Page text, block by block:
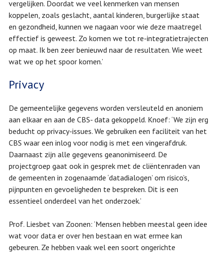
vergelijken. Doordat we veel kenmerken van mensen
koppelen, zoals geslacht, aantal kinderen, burgerlijke staat
en gezondheid, kunnen we nagaan voor wie deze maatregel
effectief is geweest. Zo komen we tot re-integratietrajecten
op maat. Ik ben zeer benieuwd naar de resultaten. Wie weet
wat we op het spoor komen.’
Privacy
De gemeentelijke gegevens worden versleuteld en anoniem
aan elkaar en aan de CBS- data gekoppeld. Knoef: ‘We zijn erg
beducht op privacy-issues. We gebruiken een faciliteit van het
CBS waar een inlog voor nodig is met een vingerafdruk.
Daarnaast zijn alle gegevens geanonimiseerd. De
projectgroep gaat ook in gesprek met de cliëntenraden van
de gemeenten in zogenaamde ‘datadialogen’ om risico’s,
pijnpunten en gevoeligheden te bespreken. Dit is een
essentieel onderdeel van het onderzoek.’
Prof. Liesbet van Zoonen: ‘Mensen hebben meestal geen idee
wat voor data er over hen bestaan en wat ermee kan
gebeuren. Ze hebben vaak wel een soort ongerichte